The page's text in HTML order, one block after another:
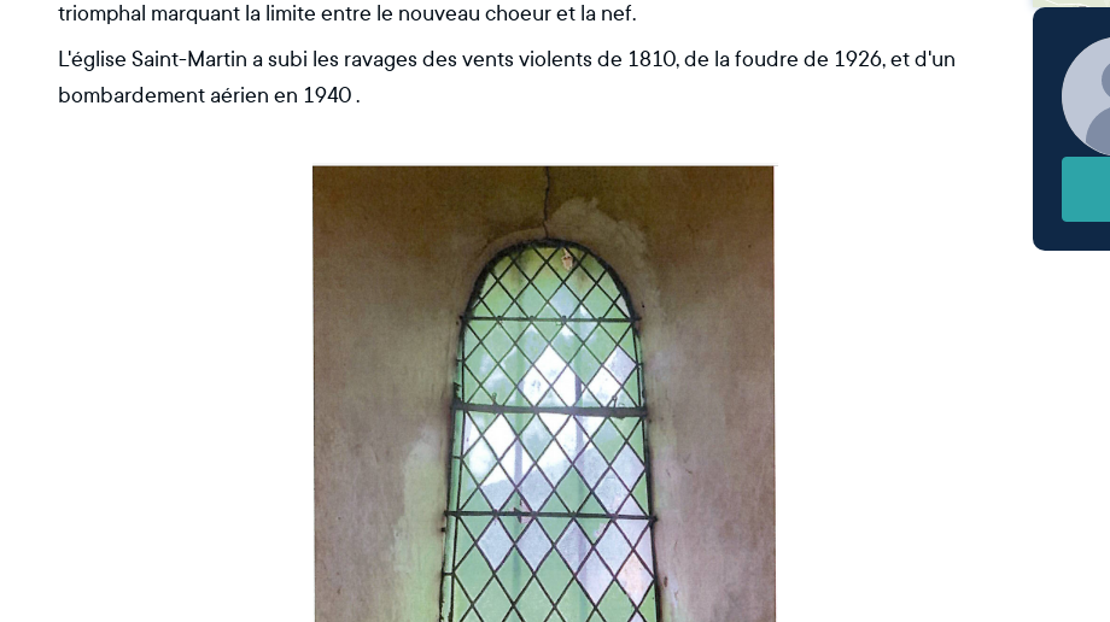
triomphal marquant la limite entre le nouveau choeur et la nef.
L'église Saint-Martin a subi les ravages des vents violents de 1810, de la foudre de 1926, et d'un
bombardement aérien en 1940 .